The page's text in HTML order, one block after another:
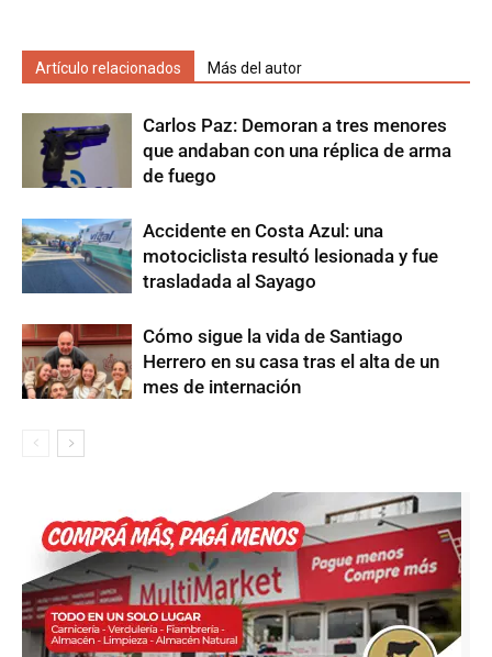
Artículo relacionados Más del autor
Carlos Paz: Demoran a tres menores
que andaban con una réplica de arma
de fuego
Accidente en Costa Azul: una
motociclista resultó lesionada y fue
trasladada al Sayago
Cómo sigue la vida de Santiago
Herrero en su casa tras el alta de un
mes de internación